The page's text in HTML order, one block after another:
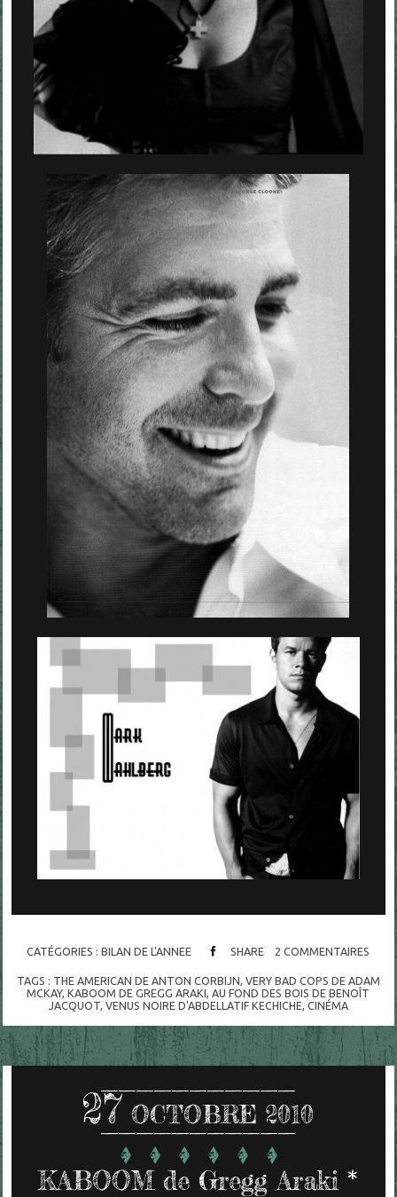
CATÉGORIES : BILAN DE L'ANNEE SHARE 2 COMMENTAIRES
TAGS : THE AMERICAN DE ANTON CORBIJN, VERY BAD COPS DE ADAM
MCKAY,KABOOM DE GREGG ARAKI,AU FOND DES BOIS DE BENOÎT
JACQUOT, VENUS NOIRE D'ABDELLATIF KECHICHE, CINÉMA
27 OCTOBRE 2010
KABOOM de Gregg Araki *